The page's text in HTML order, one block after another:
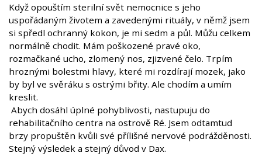
Když opouštím sterilní svět nemocnice s jeho
uspořádaným životem a zavedenými rituály, v němž jsem
si spředl ochranný kokon, je mi sedm a půl. Můžu celkem
normálně chodit. Mám poškozené pravé oko,
rozmačkané ucho, zlomený nos, zjizvené čelo. Trpím
hroznými bolestmi hlavy, které mi rozdírají mozek, jako
by byl ve svěráku s ostrými břity. Ale chodím a umím
kreslit.
Abych dosáhl úplné pohyblivosti, nastupuju do
rehabilitačního centra na ostrově Ré. Jsem odtamtud
brzy propuštěn kvůli své přílišné nervové podrážděnosti.
Stejný výsledek a stejný důvod v Dax.